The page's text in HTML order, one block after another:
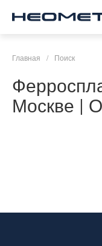
Главная / Поиск
Москве |